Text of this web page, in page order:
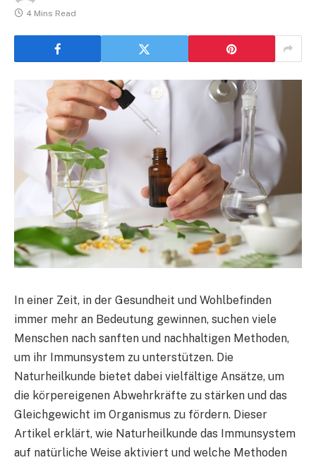
4 Mins Read
In einer Zeit, in der Gesundheit und Wohlbefinden
immer mehr an Bedeutung gewinnen, suchen viele
Menschen nach sanften und nachhaltigen Methoden,
um ihr Immunsystem zu unterstützen. Die
Naturheilkunde bietet dabei vielfältige Ansätze, um
die körpereigenen Abwehrkräfte zu stärken und das
Gleichgewicht im Organismus zu fördern. Dieser
Artikel erklärt, wie Naturheilkunde das Immunsystem
auf natürliche Weise aktiviert und welche Methoden